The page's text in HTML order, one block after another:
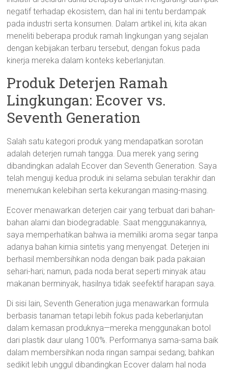
negatif terhadap ekosistem, dan hal ini tentu berdampak
pada industri serta konsumen. Dalam artikel ini, kita akan
meneliti beberapa produk ramah lingkungan yang sejalan
dengan kebijakan terbaru tersebut, dengan fokus pada
kinerja mereka dalam konteks keberlanjutan.
Produk Deterjen Ramah
Lingkungan: Ecover vs.
Seventh Generation
Salah satu kategori produk yang mendapatkan sorotan
adalah deterjen rumah tangga. Dua merek yang sering
dibandingkan adalah Ecover dan Seventh Generation. Saya
telah menguji kedua produk ini selama sebulan terakhir dan
menemukan kelebihan serta kekurangan masing-masing.
Ecover menawarkan deterjen cair yang terbuat dari bahan-
bahan alami dan biodegradable. Saat menggunakannya,
saya memperhatikan bahwa ia memiliki aroma segar tanpa
adanya bahan kimia sintetis yang menyengat. Deterjen ini
berhasil membersihkan noda dengan baik pada pakaian
sehari-hari; namun, pada noda berat seperti minyak atau
makanan berminyak, hasilnya tidak seefektif harapan saya.
Di sisi lain, Seventh Generation juga menawarkan formula
berbasis tanaman tetapi lebih fokus pada keberlanjutan
dalam kemasan produknya—mereka menggunakan botol
dari plastik daur ulang 100%. Performanya sama-sama baik
dalam membersihkan noda ringan sampai sedang; bahkan
sedikit lebih unggul dibandingkan Ecover dalam hal noda